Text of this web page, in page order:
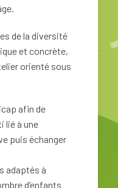
de la diversité
et concrète,
orienté sous
afin de
lié à une
puis échanger
adaptés à
d’enfants